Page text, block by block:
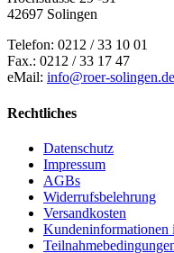
42697 Solingen
Telefon: 0212 / 33 10 01
Fax.: 0212 / 33 17 47
eMail: info@roer-solingen.de
Rechtliches
Datenschutz
Impressum
AGBs
Widerrufsbelehrung
Versandkosten
Kundeninformationen